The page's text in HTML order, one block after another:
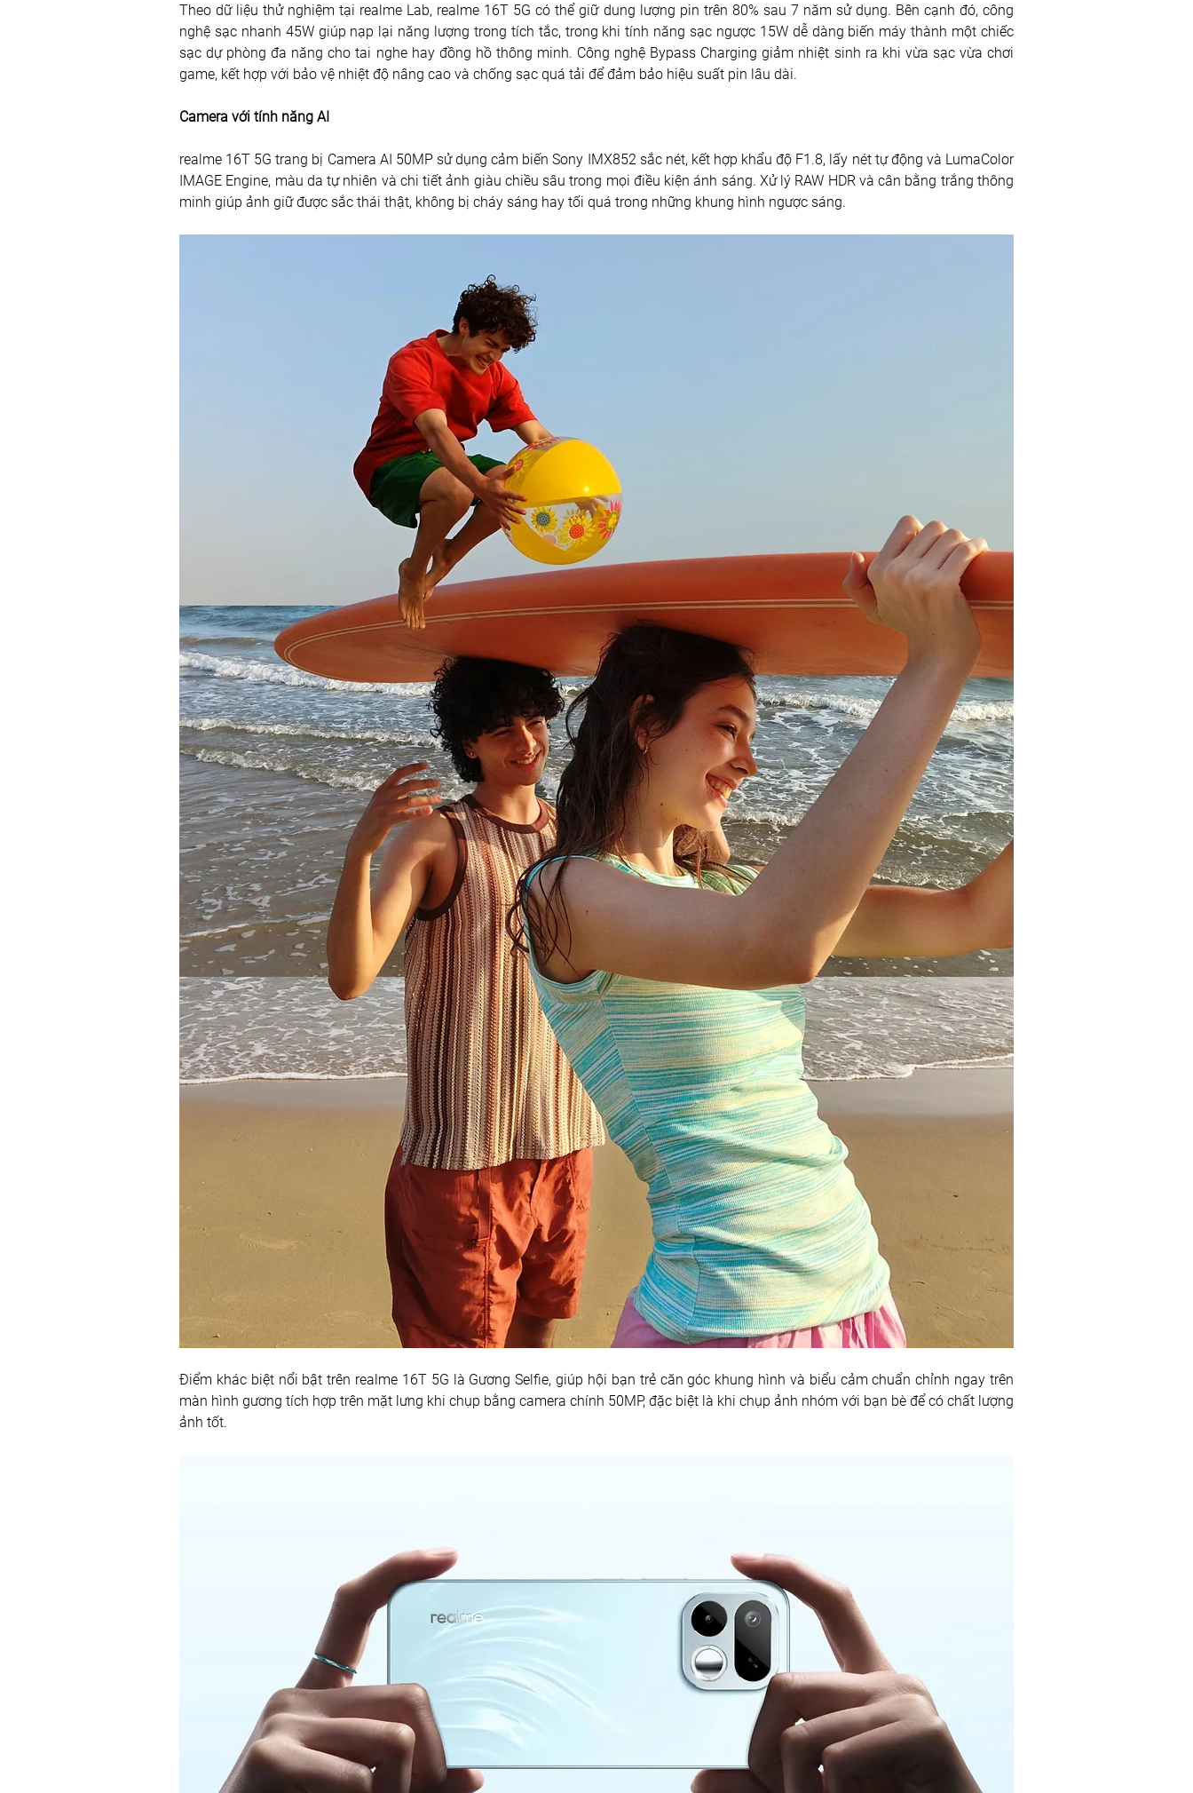
Theo dữ liệu thử nghiệm tại realme Lab, realme 16T 5G có thể giữ dung lượng pin trên 80% sau 7 năm sử dụng. Bên cạnh đó, công
nghệ sạc nhanh 45W giúp nạp lại năng lượng trong tích tắc, trong khi tính năng sạc ngược 15W dễ dàng biến máy thành một chiếc
sạc dự phòng đa năng cho tai nghe hay đồng hồ thông minh. Công nghệ Bypass Charging giảm nhiệt sinh ra khi vừa sạc vừa chơi
game, kết hợp với bảo vệ nhiệt độ nâng cao và chống sạc quá tải để đảm bảo hiệu suất pin lâu dài.
Camera với tính năng AI
realme 16T 5G trang bị Camera AI 50MP sử dụng cảm biến Sony IMX852 sắc nét, kết hợp khẩu độ F1.8, lấy nét tự động và LumaColor
IMAGE Engine, màu da tự nhiên và chi tiết ảnh giàu chiều sâu trong mọi điều kiện ánh sáng. Xử lý RAW HDR và cân bằng trắng thông
minh giúp ảnh giữ được sắc thái thật, không bị cháy sáng hay tối quá trong những khung hình ngược sáng.
Điểm khác biệt nổi bật trên realme 16T 5G là Gương Selfie, giúp hội bạn trẻ căn góc khung hình và biểu cảm chuẩn chỉnh ngay trên
màn hình gương tích hợp trên mặt lưng khi chụp bằng camera chính 50MP, đặc biệt là khi chụp ảnh nhóm với bạn bè để có chất lượng
ảnh tốt.